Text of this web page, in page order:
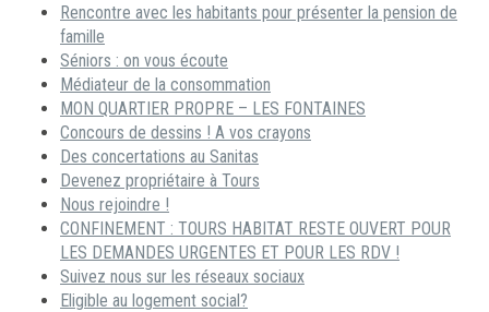
Rencontre avec les habitants pour présenter la pension de
famille
Séniors : on vous écoute
Médiateur de la consommation
MON QUARTIER PROPRE – LES FONTAINES
Concours de dessins ! A vos crayons
Des concertations au Sanitas
Devenez propriétaire à Tours
Nous rejoindre !
CONFINEMENT : TOURS HABITAT RESTE OUVERT POUR
LES DEMANDES URGENTES ET POUR LES RDV !
Suivez nous sur les réseaux sociaux
Eligible au logement social?